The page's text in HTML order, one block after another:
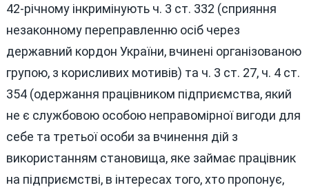
42-річному інкримінують ч. 3 ст. 332 (сприяння
незаконному переправленню осіб через
державний кордон України, вчинені організованою
групою, з корисливих мотивів) та ч. 3 ст. 27, ч. 4 ст.
354 (одержання працівником підприємства, який
не є службовою особою неправомірної вигоди для
себе та третьої особи за вчинення дій з
використанням становища, яке займає працівник
на підприємстві, в інтересах того, хто пропонує,